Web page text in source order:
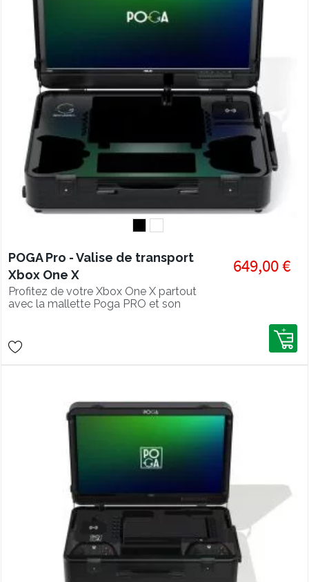
POGA Pro - Valise de transport
Xbox One X
Profitez de votre Xbox One X partout
avec la mallette Poga PRO et son
649,00 €